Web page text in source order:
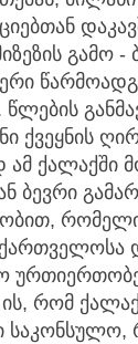
გამო -
წლების
ქვეყნის
ქალაქში
ბევრი
რომ
საკონსულო,